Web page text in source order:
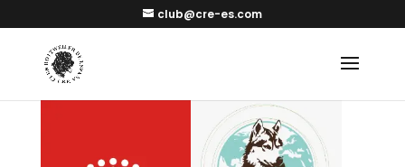
club@cre-es.com